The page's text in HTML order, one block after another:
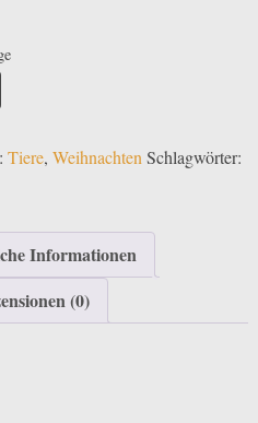
Tiere, Weihnachten Schlagwörter:
Informationen
(0)